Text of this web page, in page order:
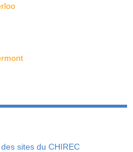
sites du CHIREC